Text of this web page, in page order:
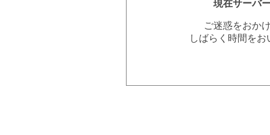
現在サーバ
ご迷惑をおか
しばらく時間を